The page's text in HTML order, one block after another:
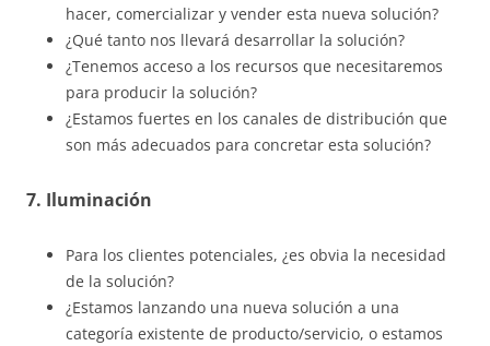
hacer, comercializar y vender esta nueva solución?
¿Qué tanto nos llevará desarrollar la solución?
¿Tenemos acceso a los recursos que necesitaremos
para producir la solución?
¿Estamos fuertes en los canales de distribución que
son más adecuados para concretar esta solución?
7. Iluminación
Para los clientes potenciales, ¿es obvia la necesidad
de la solución?
¿Estamos lanzando una nueva solución a una
categoría existente de producto/servicio, o estamos